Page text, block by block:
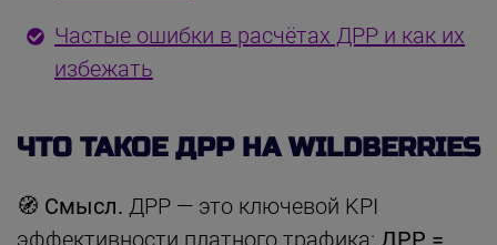
Частые ошибки в расчётах ДРР и как их
избежать
ЧТО ТАКОЕ ДРР НА WILDBERRIES
🧭 Смысл. ДРР — это ключевой KPI
эффективности платного трафика: ДРР =